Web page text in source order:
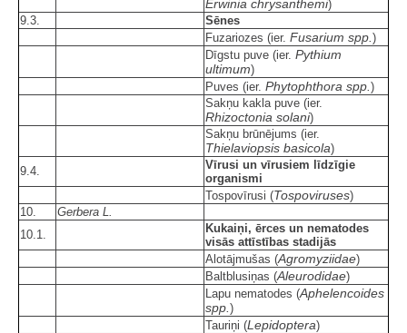
Erwinia chrysanthemi)
9.3.
Sēnes
Fuzariozes (ier. Fusarium spp. )
Dīgstu puve (ier. Pythium
ultimum)
Puves (ier. Phytophthora spp. )
Sakņu kakla puve (ier.
Rhizoctonia solani)
Sakņu brūnējums (ier.
Thielaviopsis basicola)
9.4.
Vīrusi un vīrusiem līdzīgie
organismi
Tospovīrusi (Tospoviruses)
10.
Gerbera L.
10.1.
Kukaiņi, ērces un nematodes
visās attīstības stadijās
Alotājmušas (Agromyziidae)
Baltblusiņas (Aleurodidae)
Lapu nematodes (Aphelencoides
spp. )
Tauriņi (Lepidoptera)